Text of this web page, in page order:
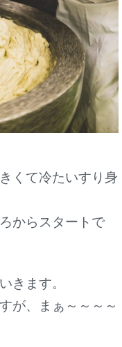
くて冷たいすり身
からスタートで
きます。
が、まぁ～～～～